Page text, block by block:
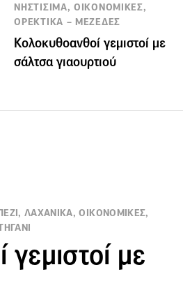
ΝΗΣΤΙΣΙΜΑ, ΟΙΚΟΝΟΜΙΚΕΣ,
ΟΡΕΚΤΙΚΑ – ΜΕΖΕΔΕΣ
Κολοκυθοανθοί γεμιστοί με
σάλτσα γιαουρτιού
ΛΑΧΑΝΙΚΑ, ΟΙΚΟΝΟΜΙΚΕΣ,
με